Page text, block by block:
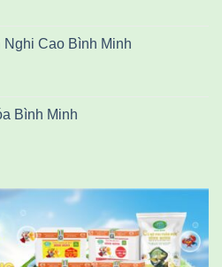
Nghi Cao Bình Minh
Bình Minh